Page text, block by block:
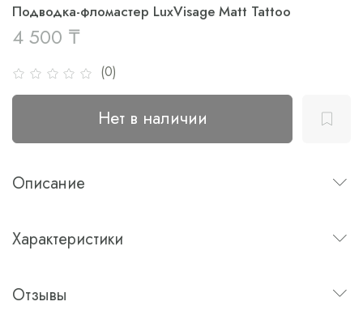
(0)
Подводка-фломастер LuxVisage Matt Tattoo
4 500 ₸
Нет в наличии
Описание
Характеристики
Отзывы